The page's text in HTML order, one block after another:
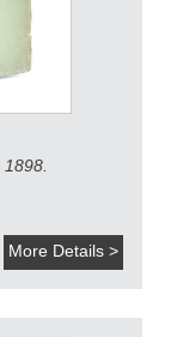
1898.
More Details >